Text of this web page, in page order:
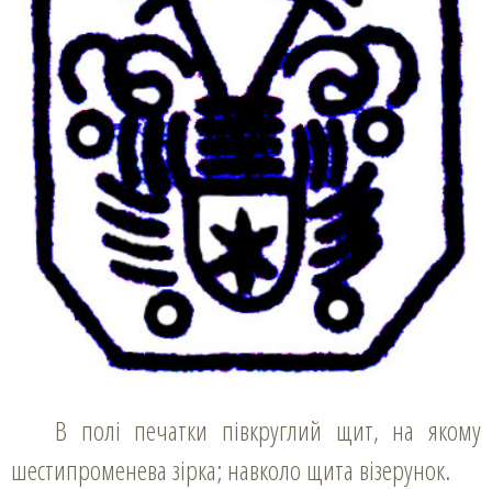
В полі печатки півкруглий щит, на якому
шестипроменева зірка; навколо щита візерунок.